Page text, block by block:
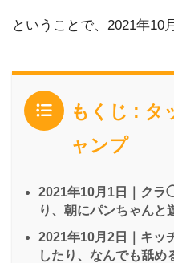
ということで、2021年10
もくじ : タ
ャンプ
2021年10月1日｜クラ
り、朝にパンちゃんと
2021年10月2日｜キッ
したり、なんでも舐め